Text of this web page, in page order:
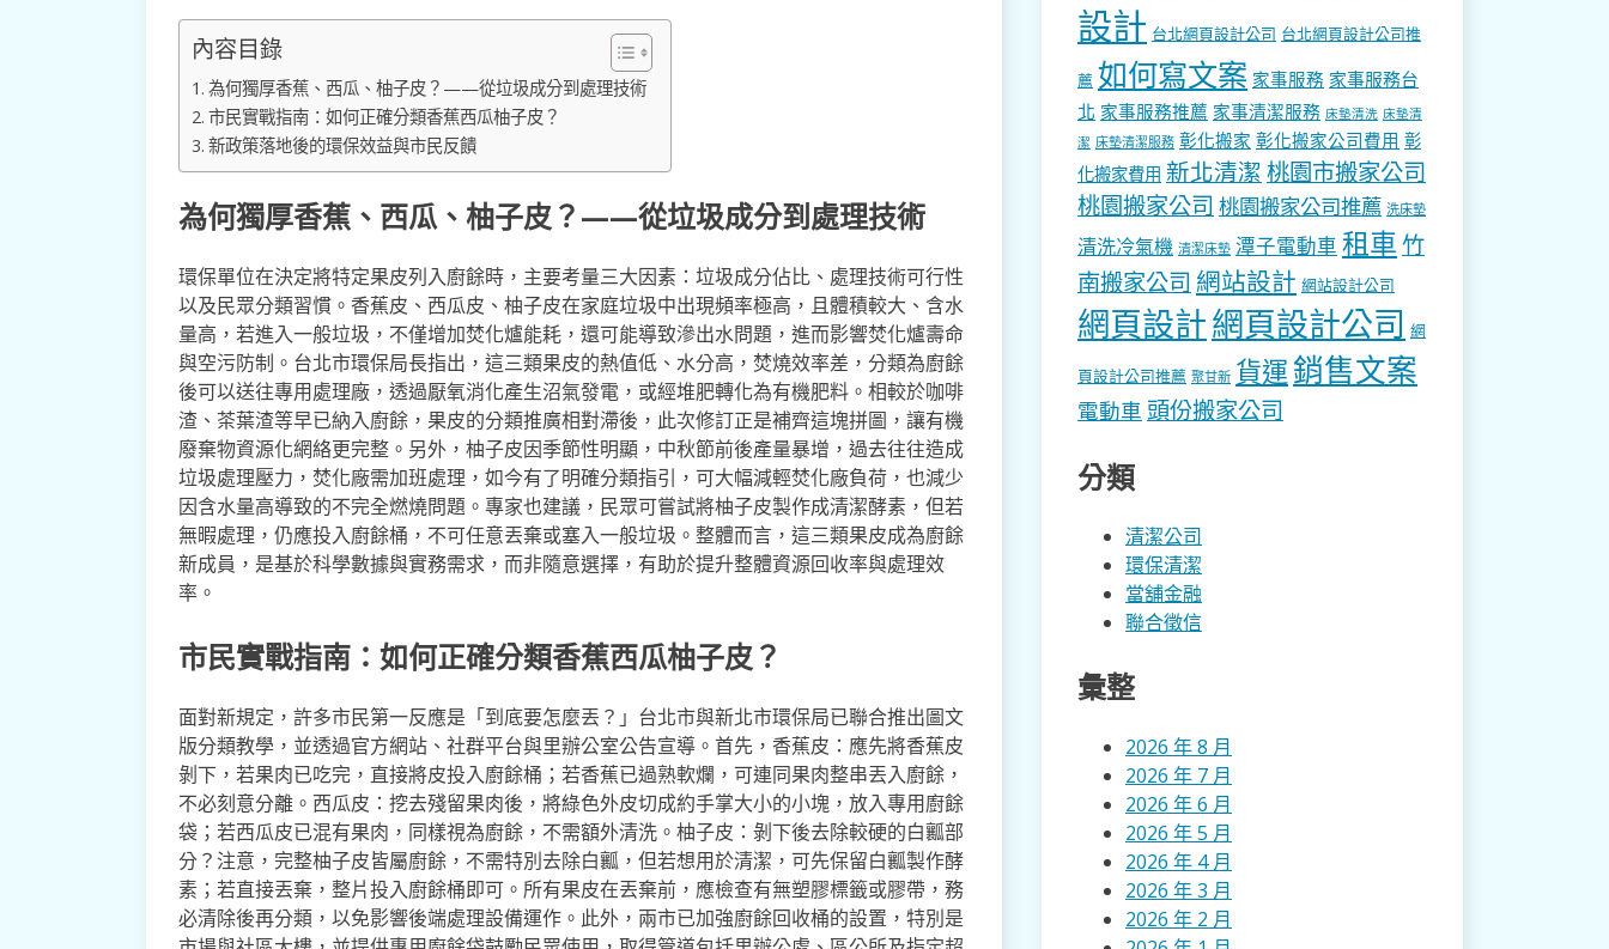
內容目錄
為何獨厚香蕉、西瓜、柚子皮？——從垃圾成分到處理技術
市民實戰指南：如何正確分類香蕉西瓜柚子皮？
新政策落地後的環保效益與市民反饋
為何獨厚香蕉、西瓜、柚子皮？——從垃圾成分到處理技術
環保單位在決定將特定果皮列入廚餘時，主要考量三大因素：垃圾成分佔比、處理技術可行性
以及民眾分類習慣。香蕉皮、西瓜皮、柚子皮在家庭垃圾中出現頻率極高，且體積較大、含水
量高，若進入一般垃圾，不僅增加焚化爐能耗，還可能導致滲出水問題，進而影響焚化爐壽命
與空污防制。台北市環保局長指出，這三類果皮的熱值低、水分高，焚燒效率差，分類為廚餘
後可以送往專用處理廠，透過厭氧消化產生沼氣發電，或經堆肥轉化為有機肥料。相較於咖啡
渣、茶葉渣等早已納入廚餘，果皮的分類推廣相對滯後，此次修訂正是補齊這塊拼圖，讓有機
廢棄物資源化網絡更完整。另外，柚子皮因季節性明顯，中秋節前後產量暴增，過去往往造成
垃圾處理壓力，焚化廠需加班處理，如今有了明確分類指引，可大幅減輕焚化廠負荷，也減少
因含水量高導致的不完全燃燒問題。專家也建議，民眾可嘗試將柚子皮製作成清潔酵素，但若
無暇處理，仍應投入廚餘桶，不可任意丟棄或塞入一般垃圾。整體而言，這三類果皮成為廚餘
新成員，是基於科學數據與實務需求，而非隨意選擇，有助於提升整體資源回收率與處理效
率。
市民實戰指南：如何正確分類香蕉西瓜柚子皮？
面對新規定，許多市民第一反應是「到底要怎麼丟？」台北市與新北市環保局已聯合推出圖文
版分類教學，並透過官方網站、社群平台與里辦公室公告宣導。首先，香蕉皮：應先將香蕉皮
剝下，若果肉已吃完，直接將皮投入廚餘桶；若香蕉已過熟軟爛，可連同果肉整串丟入廚餘，
不必刻意分離。西瓜皮：挖去殘留果肉後，將綠色外皮切成約手掌大小的小塊，放入專用廚餘
袋；若西瓜皮已混有果肉，同樣視為廚餘，不需額外清洗。柚子皮：剝下後去除較硬的白瓤部
分？注意，完整柚子皮皆屬廚餘，不需特別去除白瓤，但若想用於清潔，可先保留白瓤製作酵
素；若直接丟棄，整片投入廚餘桶即可。所有果皮在丟棄前，應檢查有無塑膠標籤或膠帶，務
必清除後再分類，以免影響後端處理設備運作。此外，兩市已加強廚餘回收桶的設置，特別是
設計 台北網頁設計公司 台北網頁設計公司推
薦 如何寫文案 家事服務 家事服務台
北 家事服務推薦 家事清潔服務 床墊清洗 床墊清
潔 床墊清潔服務 彰化搬家 彰化搬家公司費用 彰
化搬家費用 新北清潔 桃園市搬家公司
桃園搬家公司 桃園搬家公司推薦 洗床墊
清洗冷氣機 清潔床墊 潭子電動車 租車竹
南搬家公司 網站設計 網站設計公司
網頁設計網頁設計公司 網
頁設計公司推薦 聚甘新 貨運銷售文案
電動車 頭份搬家公司
分類
清潔公司
環保清潔
當舖金融
聯合徵信
彙整
2026 年 8 月
2026 年 7 月
2026 年 6 月
2026 年 5 月
2026 年 4 月
2026 年 3 月
2026 年 2 月